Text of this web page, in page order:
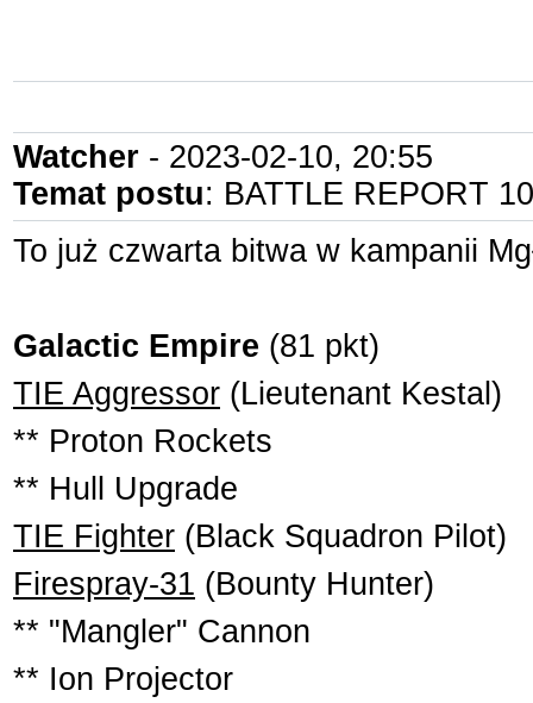
Watcher - 2023-02-10, 20:55
Temat postu: BATTLE REPORT
To już czwarta bitwa w kampanii
Galactic Empire (81 pkt)
TIE Aggressor (Lieutenant Kestal)
** Proton Rockets
** Hull Upgrade
TIE Fighter (Black Squadron Pilot)
Firespray-31 (Bounty Hunter)
** "Mangler" Cannon
** Ion Projector